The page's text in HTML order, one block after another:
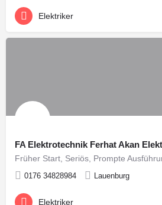
Elektriker
FA Elektrotechnik Ferhat Akan
Früher Start, Seriös, Prompte
0176 34828984 Lauenburg
Elektriker